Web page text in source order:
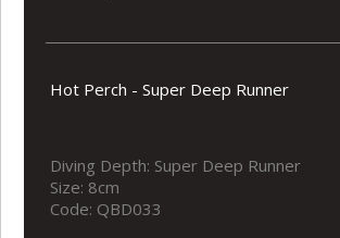
Hot Perch - Super Deep Runner
Diving Depth: Super Deep Runner
Size: 8cm
Code: QBD033